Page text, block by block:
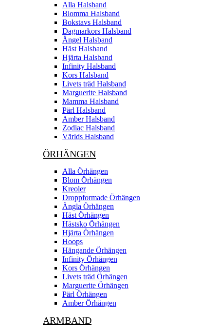
Alla Halsband
Blomma Halsband
Bokstavs Halsband
Dagmarkors Halsband
Ängel Halsband
Häst Halsband
Hjärta Halsband
Infinity Halsband
Kors Halsband
Livets träd Halsband
Marguerite Halsband
Mamma Halsband
Pärl Halsband
Amber Halsband
Zodiac Halsband
Världs Halsband
ÖRHÄNGEN
Alla Örhängen
Blom Örhängen
Kreoler
Droppformade Örhängen
Ängla Örhängen
Häst Örhängen
Hästsko Örhängen
Hjärta Örhängen
Hoops
Hängande Örhängen
Infinity Örhängen
Kors Örhängen
Livets träd Örhängen
Marguerite Ôrhängen
Pärl Örhängen
Amber Örhängen
ARMBAND